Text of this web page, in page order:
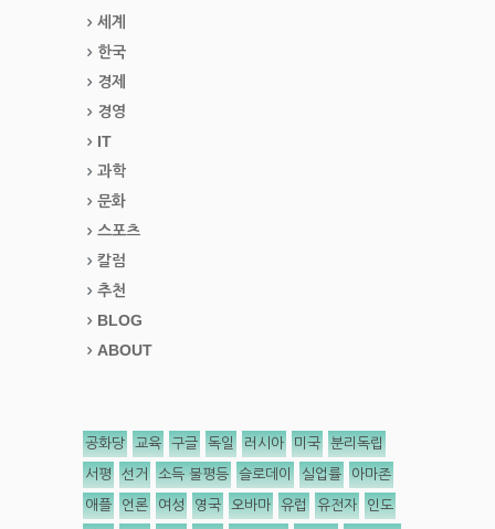
세계
한국
경제
경영
IT
과학
문화
스포츠
칼럼
추천
BLOG
ABOUT
공화당 교육 구글 독일 러시아 미국 분리독립
서평 선거 소득 불평등 슬로데이 실업률 아마존
애플 언론 여성 영국 오바마 유럽 유전자 인도